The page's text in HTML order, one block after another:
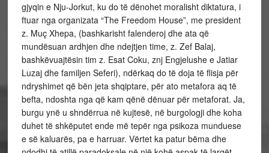
gjyqin e Nju-Jorkut, ku do të dënohet moralisht diktatura, i
ftuar nga organizata “The Freedom House”, me president
z. Muç Xhepa, (bashkarisht falenderoj dhe ata që
mundësuan ardhjen dhe ndejtjen time, z. Zef Balaj,
bashkëvuajtësin tim z. Esat Coku, znj Engjelushe e Jatiar
Luzaj dhe familjen Seferi), ndërkaq do të doja të flisja për
ndryshimet që bën jeta shqiptare, për ato metafora aq të
befta, ndoshta nga që kam qënë dënuar për metaforat. Ja,
burgu ynë u shndërrua në kujtesë, në burgologji dhe koha
duhet të shkëputet ende më tepër nga psikoza munduese
e së kaluarës, pa e harruar. Vërtet ka patur bëma dhe